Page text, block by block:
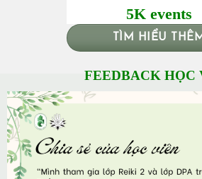
5K events
TÌM HIỂU
FEEDBACK HỌC